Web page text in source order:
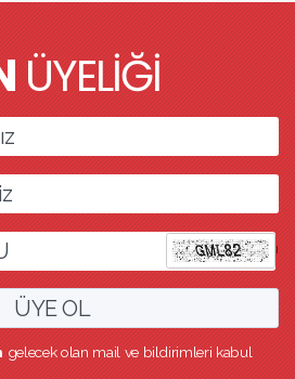
ÜYELİĞİ
l
ÜYE OL
gelecek olan mail ve bildirimleri kabul